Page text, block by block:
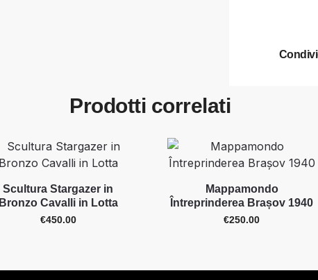
Prodotti correlati
Scultura Stargazer in
Bronzo Cavalli in Lotta
€450.00
Mappamondo
Întreprinderea Brașov 1940
€250.00